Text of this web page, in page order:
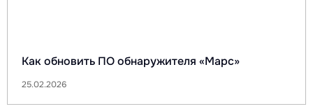
Как обновить ПО обнаружителя «Марс»
25.02.2026